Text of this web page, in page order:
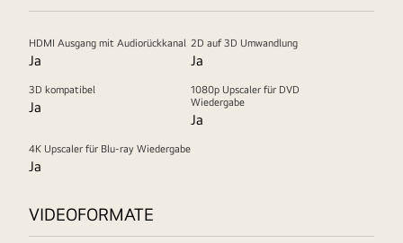
HDMI Ausgang mit Audiorückkanal
Ja
2D auf 3D Umwandlung
Ja
3D kompatibel
Ja
1080p Upscaler für DVD
Wiedergabe
Ja
4K Upscaler für Blu-ray Wiedergabe
Ja
VIDEOFORMATE